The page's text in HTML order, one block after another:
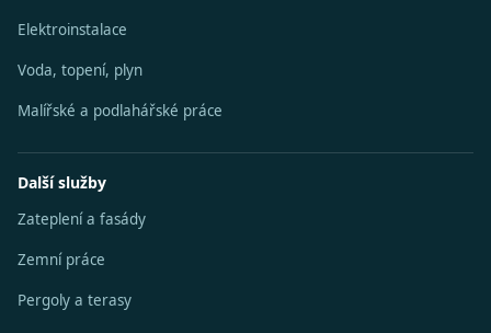
Elektroinstalace
Voda, topení, plyn
Malířské a podlahářské práce
Další služby
Zateplení a fasády
Zemní práce
Pergoly a terasy